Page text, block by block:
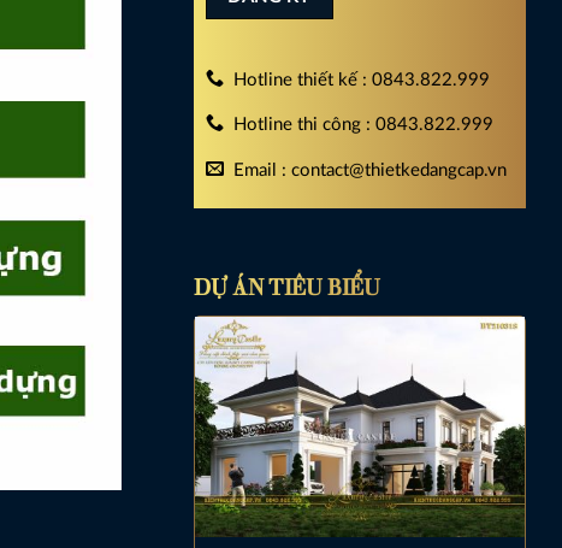
Hotline thiết kế : 0843.822.999
Hotline thi công : 0843.822.999
Email : contact@thietkedangcap.vn
DỰ ÁN TIÊU BIỂU